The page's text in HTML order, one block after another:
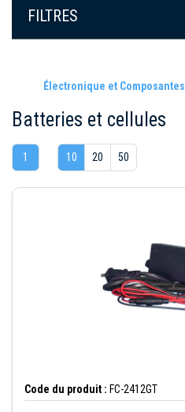
FILTRES
Électronique et Composantes
Batteries et cellules
1 10 20 50
Code du produit : FC-2412GT